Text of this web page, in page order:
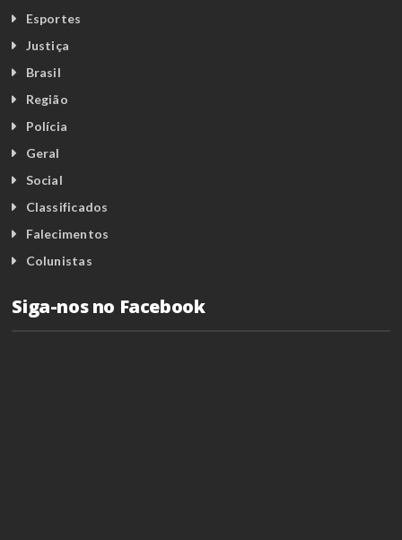
Esportes
Justiça
Brasil
Região
Polícia
Geral
Social
Classificados
Falecimentos
Colunistas
Siga-nos no Facebook